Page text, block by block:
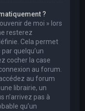
?
de moi » lors
resterez
Cela permet
quelqu’un
cocher la case
au forum.
au forum
librairie, un
n’arrivez pas à
qu’un